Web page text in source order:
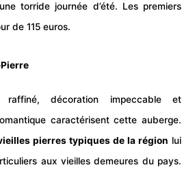
torride journée d’été. Les premiers
de 115 euros.
décoration impeccable et
caractérisent cette auberge.
pierres typiques de la région lui
aux vieilles demeures du pays.